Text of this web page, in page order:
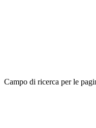
Campo di ricerca per le